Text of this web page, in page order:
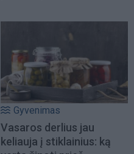
Gyvenimas
Vasaros derlius jau
keliauja į stiklainius: ką